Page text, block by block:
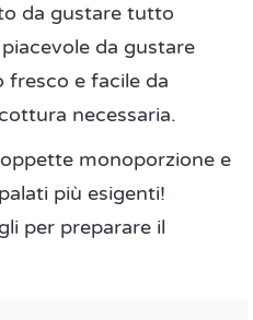
da gustare tutto
da gustare
fresco e facile da
necessaria.
monoporzione e
più esigenti!
per preparare il